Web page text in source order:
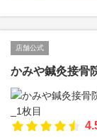
店舗公式
かみや鍼灸接骨